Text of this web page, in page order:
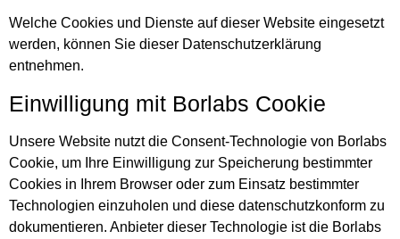
Welche Cookies und Dienste auf dieser Website eingesetzt
werden, können Sie dieser Datenschutzerklärung
entnehmen.
Einwilligung mit Borlabs Cookie
Unsere Website nutzt die Consent-Technologie von Borlabs
Cookie, um Ihre Einwilligung zur Speicherung bestimmter
Cookies in Ihrem Browser oder zum Einsatz bestimmter
Technologien einzuholen und diese datenschutzkonform zu
dokumentieren. Anbieter dieser Technologie ist die Borlabs